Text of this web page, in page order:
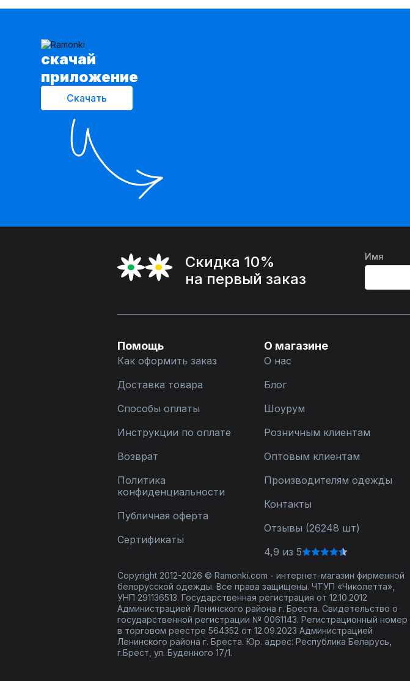
cкачай
приложение
Скачать
Скидка 10%
на первый заказ
Имя
Помощь
Как оформить заказ
Доставка товара
Способы оплаты
Инструкции по оплате
Возврат
Политика
конфиденциальности
Публичная оферта
Сертификаты
О магазине
О нас
Блог
Шоурум
Розничным клиентам
Оптовым клиентам
Производителям одежды
Контакты
Отзывы (26248 шт)
4,9 из 5
Copyright 2012-2026 © Ramonki.com - интернет-магазин фирменной
белорусской одежды. Все права защищены. ЧТУП «Чиколетта»,
УНП 291136513. Государственная регистрация от 12.10.2012
Администрацией Ленинского района г. Бреста. Свидетельство о
государственной регистрации № 0061143. Регистрационный номер
в торговом реестре 564352 от 12.09.2023 Администрацией
Ленинского района г. Бреста. Юр. адрес: Республика Беларусь,
г.Брест, ул. Буденного 17/1.